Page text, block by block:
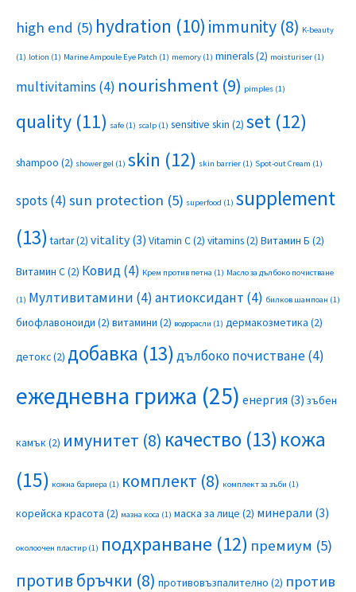
high end (5) hydration (10) immunity (8) K-beauty
(1) lotion (1) Marine Ampoule Eye Patch (1) memory (1) minerals(2) moisturiser (1)
multivitamins(4) nourishment (9) pimples (1)
quality (11) safe (1) scalp (1) sensitive skin (2) set (12)
shampoo (2) shower gel (1) skin (12) skin barrier (1) Spot-out Cream (1)
spots(4)sun protection (5) superfood (1) supplement
(13) tartar(2) vitality (3) Vitamin C(2) vitamins(2) Витамин Б (2)
Витамин С(2) Ковид(4) Крем против петна (1) Масло за дълбоко почистване
(1) Мултивитамини (4)антиоксидант (4) билков шампоан (1)
биофлавоноиди (2) витамини (2) водорасли (1) дермакозметика (2)
детокс(2) добавка (13)дълбоко почистване(4)
ежедневна грижа (25) енергия (3) зъбен
камък(2) имунитет (8) качество (13)кожа
(15) кожна бариера (1) комплект (8) комплект за зъби (1)
корейска красота (2) мазна коса (1) маска за лице (2) минерали (3)
околоочен пластир (1) подхранване (12) премиум (5)
против бръчки (8) противовъзпалително (2) против